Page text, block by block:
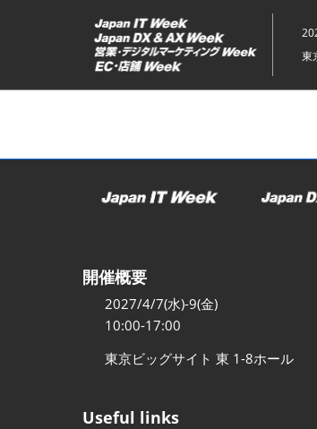
ッ
東
開催概要
2027/4/7(水)-9(金)
10:00-17:00
東京ビッグサイト 東 1-8ホール
Useful links